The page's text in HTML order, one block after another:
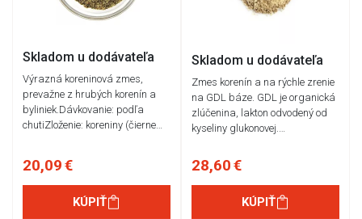
Skladom u dodávateľa
Výrazná koreninová zmes,
prevažne z hrubých korenín a
byliniek.Dávkovanie: podľa
chutiZloženie: koreniny (čierne…
20,09 €
KÚPIŤ
Skladom u dodávateľa
Zmes korenín a na rýchle zrenie
na GDL báze. GDL je organická
zlúčenina, lakton odvodený od
kyseliny glukonovej.…
28,60 €
KÚPIŤ